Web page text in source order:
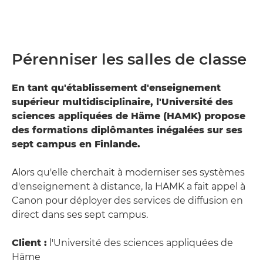
Pérenniser les salles de classe
En tant qu'établissement d'enseignement
supérieur multidisciplinaire, l'Université des
sciences appliquées de Häme (HAMK) propose
des formations diplômantes inégalées sur ses
sept campus en Finlande.
Alors qu'elle cherchait à moderniser ses systèmes
d'enseignement à distance, la HAMK a fait appel à
Canon pour déployer des services de diffusion en
direct dans ses sept campus.
Client : l'Université des sciences appliquées de
Häme